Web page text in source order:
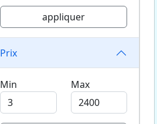
Haier (7)
Beko (7)
Electrolux (6)
Danew (6)
Far (6)
Lg (6)
appliquer
Prix
Min Max